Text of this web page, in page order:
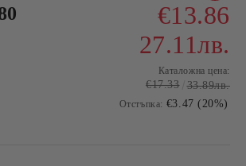
€13.86
27.11лв.
Каталожна цена:
€17.33 33.89лв.
Отстъпка: €3.47 (20%)